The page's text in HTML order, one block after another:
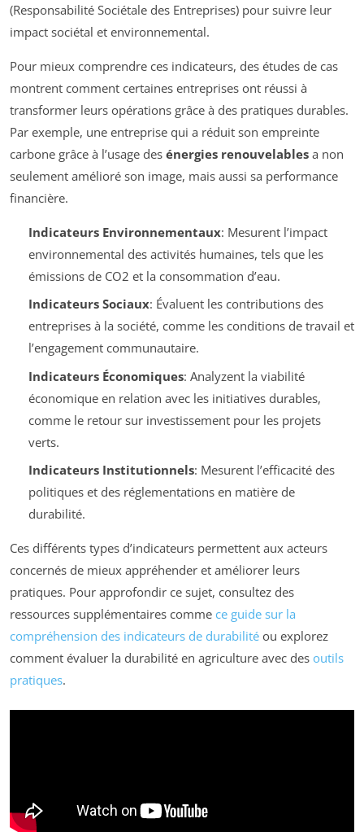
(Responsabilité Sociétale des Entreprises) pour suivre leur
impact sociétal et environnemental.
Pour mieux comprendre ces indicateurs, des études de cas
montrent comment certaines entreprises ont réussi à
transformer leurs opérations grâce à des pratiques durables.
Par exemple, une entreprise qui a réduit son empreinte
carbone grâce à l’usage des énergies renouvelables a non
seulement amélioré son image, mais aussi sa performance
financière.
Indicateurs Environnementaux: Mesurent l’impact
environnemental des activités humaines, tels que les
émissions de CO2 et la consommation d’eau.
Indicateurs Sociaux: Évaluent les contributions des
entreprises à la société, comme les conditions de travail et
l’engagement communautaire.
Indicateurs Économiques: Analyzent la viabilité
économique en relation avec les initiatives durables,
comme le retour sur investissement pour les projets
verts.
Indicateurs Institutionnels: Mesurent l’efficacité des
politiques et des réglementations en matière de
durabilité.
Ces différents types d’indicateurs permettent aux acteurs
concernés de mieux appréhender et améliorer leurs
pratiques. Pour approfondir ce sujet, consultez des
ressources supplémentaires comme ce guide sur la
compréhension des indicateurs de durabilité ou explorez
comment évaluer la durabilité en agriculture avec des outils
pratiques.